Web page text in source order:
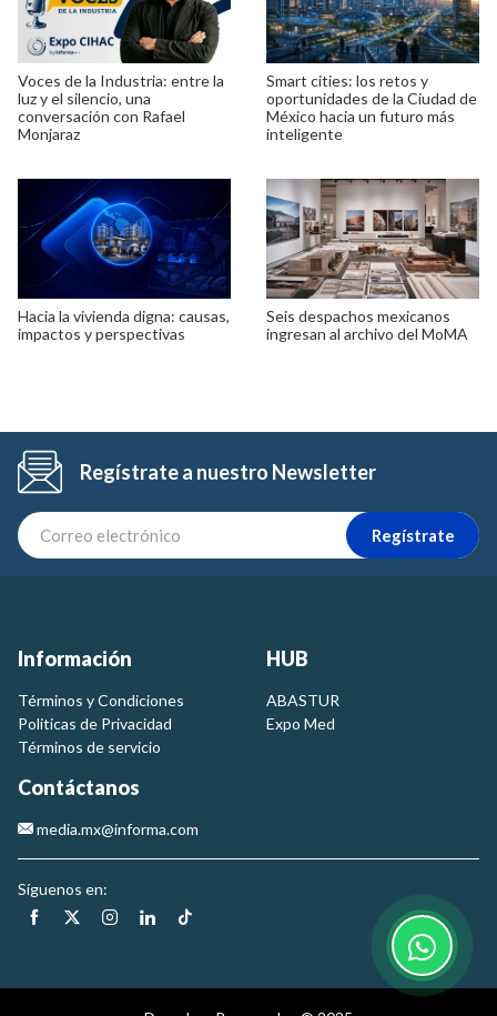
Voces de la Industria: entre la
luz y el silencio, una
conversación con Rafael
Monjaraz
Smart cities: los retos y
oportunidades de la Ciudad de
México hacia un futuro más
inteligente
Hacia la vivienda digna: causas,
impactos y perspectivas
Seis despachos mexicanos
ingresan al archivo del MoMA
Regístrate a nuestro Newsletter
Regístrate
Información
Términos y Condiciones
Politicas de Privacidad
Términos de servicio
HUB
ABASTUR
Expo Med
Contáctanos
media.mx@informa.com
Síguenos en: